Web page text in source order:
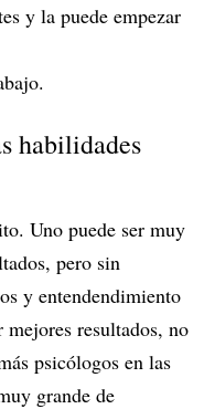
y la puede empezar
habilidades
Uno puede ser muy
pero sin
y entendendimiento
mejores resultados, no
psicólogos en las
grande de